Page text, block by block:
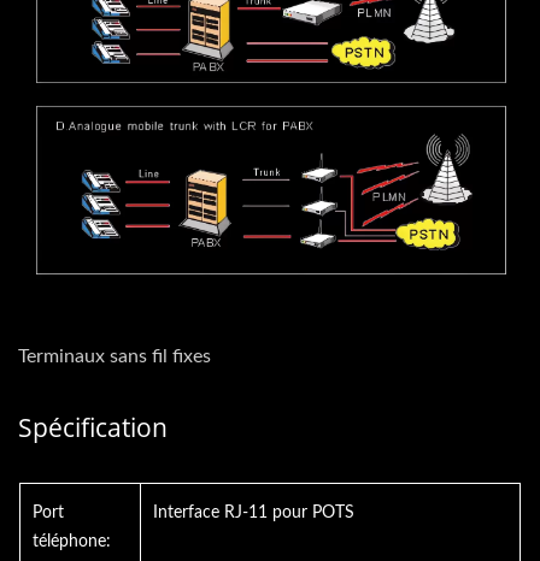
Terminaux sans fil fixes
Spécification
Port
téléphone:
Interface RJ-11 pour POTS